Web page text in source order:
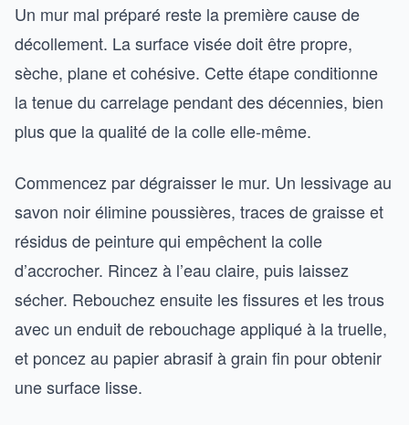
Un mur mal préparé reste la première cause de
décollement. La surface visée doit être propre,
sèche, plane et cohésive. Cette étape conditionne
la tenue du carrelage pendant des décennies, bien
plus que la qualité de la colle elle-même.
Commencez par dégraisser le mur. Un lessivage au
savon noir élimine poussières, traces de graisse et
résidus de peinture qui empêchent la colle
d’accrocher. Rincez à l’eau claire, puis laissez
sécher. Rebouchez ensuite les fissures et les trous
avec un enduit de rebouchage appliqué à la truelle,
et poncez au papier abrasif à grain fin pour obtenir
une surface lisse.